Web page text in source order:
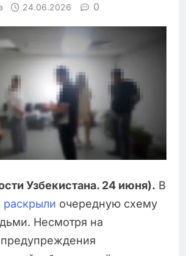
24.06.2026 0
Узбекистана. 24 июня). В
раскрыли очередную схему
Несмотря на